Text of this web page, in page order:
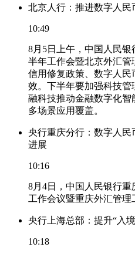
北京人行：推进数字人民
10:49
8月5日上午，中国人民
半年工作会暨北京外汇
信用修复政策、数字人
效。下半年要加强科技
融科技推动金融数字化
多场景应用覆盖。
央行重庆分行：数字人
进展
10:16
8月4日，中国人民银行
工作会议暨重庆外汇管理
央行上海总部：提升“入
10:18